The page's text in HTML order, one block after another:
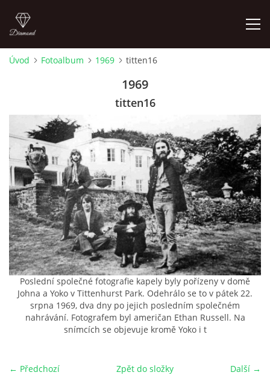
HISTORIE - JAK TO ZAČALO
HISTORIE - BEATLEMANIE
HISTORIE - SERŽANT PEPŘ
HISTORIE - KONEC LEGENDY
HISTORIE - ...PO BEATLES
NÁSTROJE - LENNON
NÁSTROJE - LENNON II
Úvod Fotoalbum 1969 titten16
1969
titten16
Poslední společné fotografie kapely byly pořízeny v domě
Johna a Yoko v Tittenhurst Park. Odehrálo se to v pátek 22.
srpna 1969, dva dny po jejich posledním společném
nahrávání. Fotografem byl američan Ethan Russell. Na
snímcích se objevuje kromě Yoko i t
← Předchozí Další →
Zpět do složky